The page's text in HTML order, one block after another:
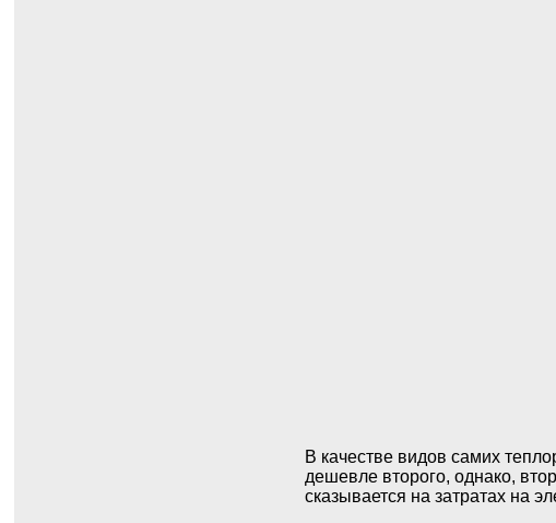
В качестве видов самих
дешевле второго, однако,
сказывается на затратах на